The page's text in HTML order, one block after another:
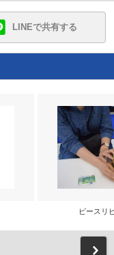
LINEで共有する
ピースリ